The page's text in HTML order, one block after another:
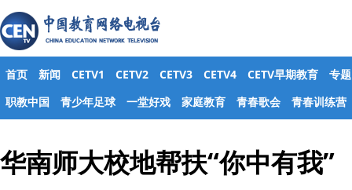
首页 新闻 CETV1 CETV2 CETV3 CETV4 CETV早期教育
专题
职教中国
青少年足球 一堂好戏 家庭教育 青春歌会 青春训练营
华南师大校地帮扶“你中有我”